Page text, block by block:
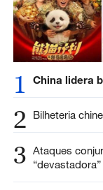
1 China lidera
2 Bilheteria
3 Ataques